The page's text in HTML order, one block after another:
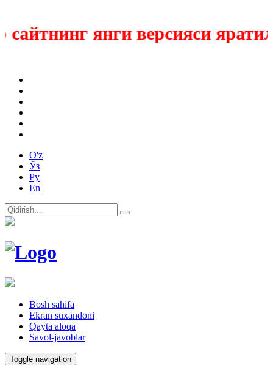
янги версияси
O'z
Ўз
Ру
En
Bosh sahifa
Ekran suxandoni
Qayta aloqa
Savol-javoblar
Toggle navigation